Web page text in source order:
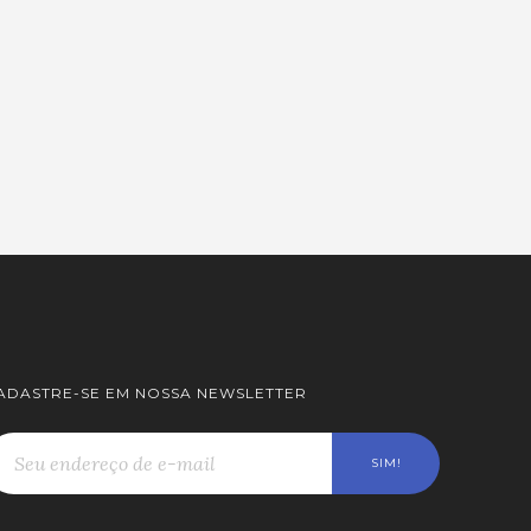
SE EM NOSSA NEWSLETTER